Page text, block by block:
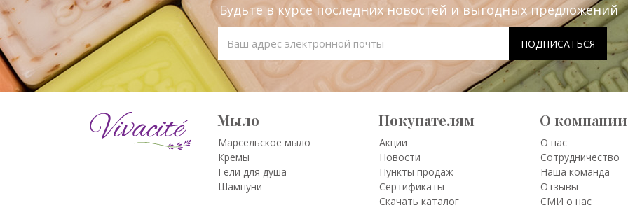
Будьте в курсе последних новостей и выгодных предложений
Мыло
Марсельское мыло
Кремы
Гели для душа
Шампуни
Покупателям
Акции
Новости
Пункты продаж
Сертификаты
Скачать каталог
О компании
О нас
Сотрудничество
Наша команда
Отзывы
СМИ о нас